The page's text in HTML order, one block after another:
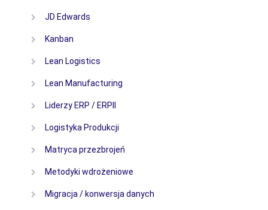
JD Edwards
Kanban
Lean Logistics
Lean Manufacturing
Liderzy ERP / ERPII
Logistyka Produkcji
Matryca przezbrojeń
Metodyki wdrożeniowe
Migracja / konwersja danych